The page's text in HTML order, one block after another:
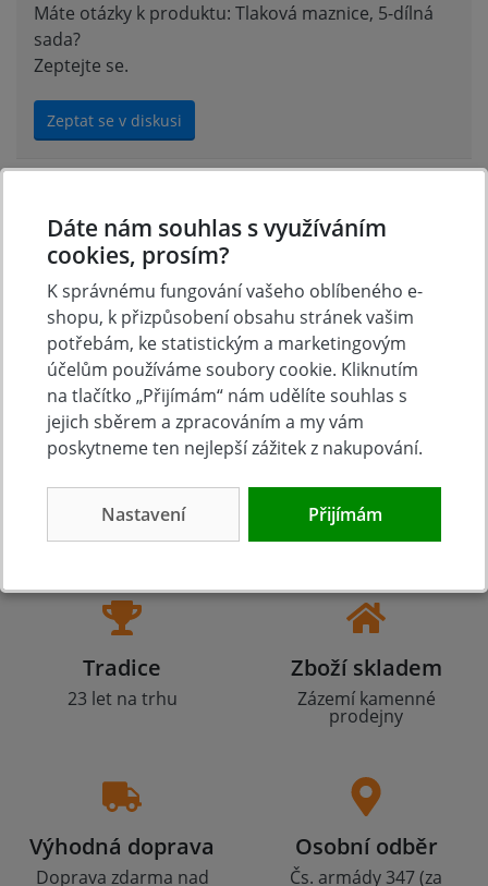
Máte otázky k produktu: Tlaková maznice, 5-dílná
sada?
Zeptejte se.
Zeptat se v diskusi
Hodnocení produktu
Přidejte vlastní hodnocení produktu a pomožte tak
dalším nakupujícím.
Hodnoťte.
Přidat vlastní hodnocení
Tradice
23 let na trhu
Zboží skladem
Zázemí kamenné
prodejny
Výhodná doprava
Doprava zdarma nad
Osobní odběr
Čs. armády 347 (za
Dáte nám souhlas s využíváním
cookies, prosím?
K správnému fungování vašeho oblíbeného e-
shopu, k přizpůsobení obsahu stránek vašim
potřebám, ke statistickým a marketingovým
účelům používáme soubory cookie. Kliknutím
na tlačítko „Přijímám“ nám udělíte souhlas s
jejich sběrem a zpracováním a my vám
poskytneme ten nejlepší zážitek z nakupování.
Nastavení Přijímám